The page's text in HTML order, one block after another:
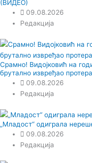
(ВИДЕО)
09.08.2026
Редакција
Срамно! Видојковић на
брутално извређао
09.08.2026
Редакција
„Младост“ одиграла
09.08.2026
Редакција